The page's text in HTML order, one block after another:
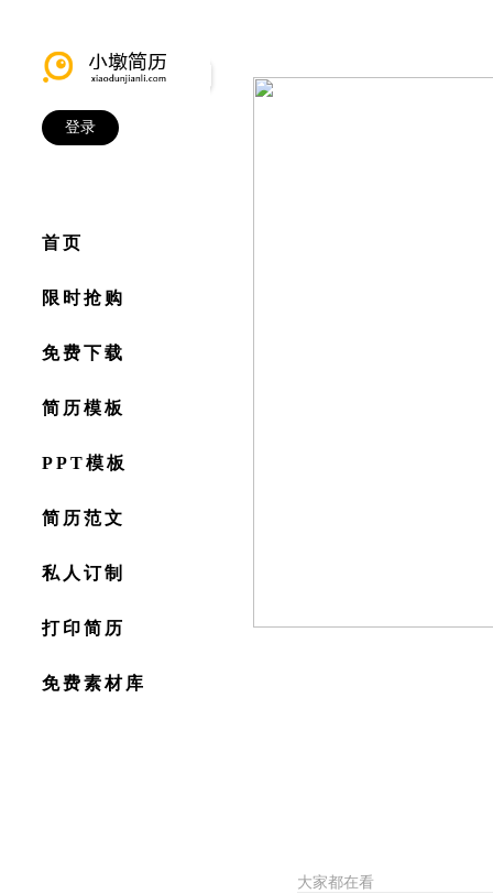
登录
首页
限时抢购
免费下载
简历模板
PPT模板
简历范文
私人订制
打印简历
免费素材库
大家都在看